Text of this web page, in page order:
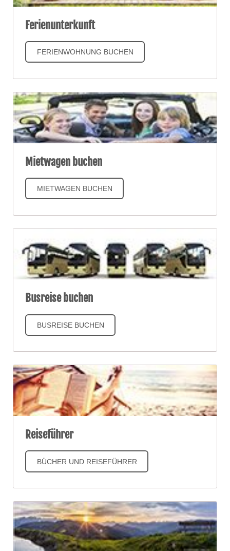
Ferienunterkunft
FERIENWOHNUNG BUCHEN
Mietwagen buchen
MIETWAGEN BUCHEN
Busreise buchen
BUSREISE BUCHEN
Reiseführer
BÜCHER UND REISEFÜHRER